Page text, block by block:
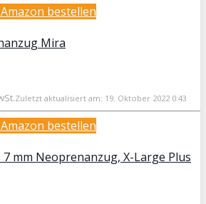
Amazon bestellen
Mira
Zuletzt aktualisiert am: 19. Oktober 2022 0:43
Amazon bestellen
7 mm Neoprenanzug, X-Large Plus